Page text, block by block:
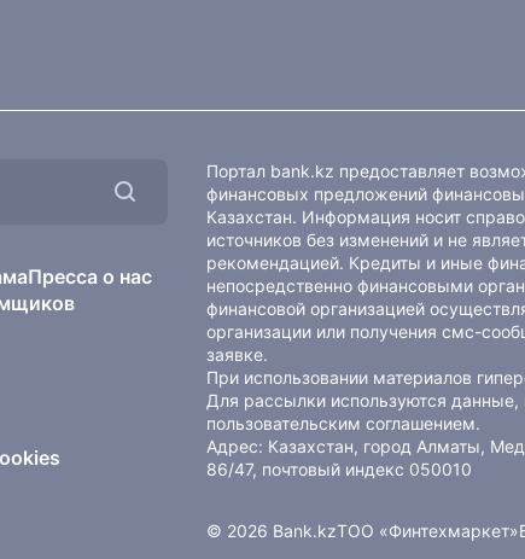
Пресса о нас
Портал bank.kz предоставляет
финансовых предложений
Казахстан. Информация носит
источников без изменений и не
рекомендацией. Кредиты и иные
непосредственно финансовыми
финансовой организацией
организации или получения смс-
заявке.
При использовании материалов
Для рассылки используются данные,
пользовательским соглашением.
Адрес: Казахстан, город Алматы,
86/47, почтовый индекс 050010
© 2026 Bank.kzТОО «Финтехмаркет»